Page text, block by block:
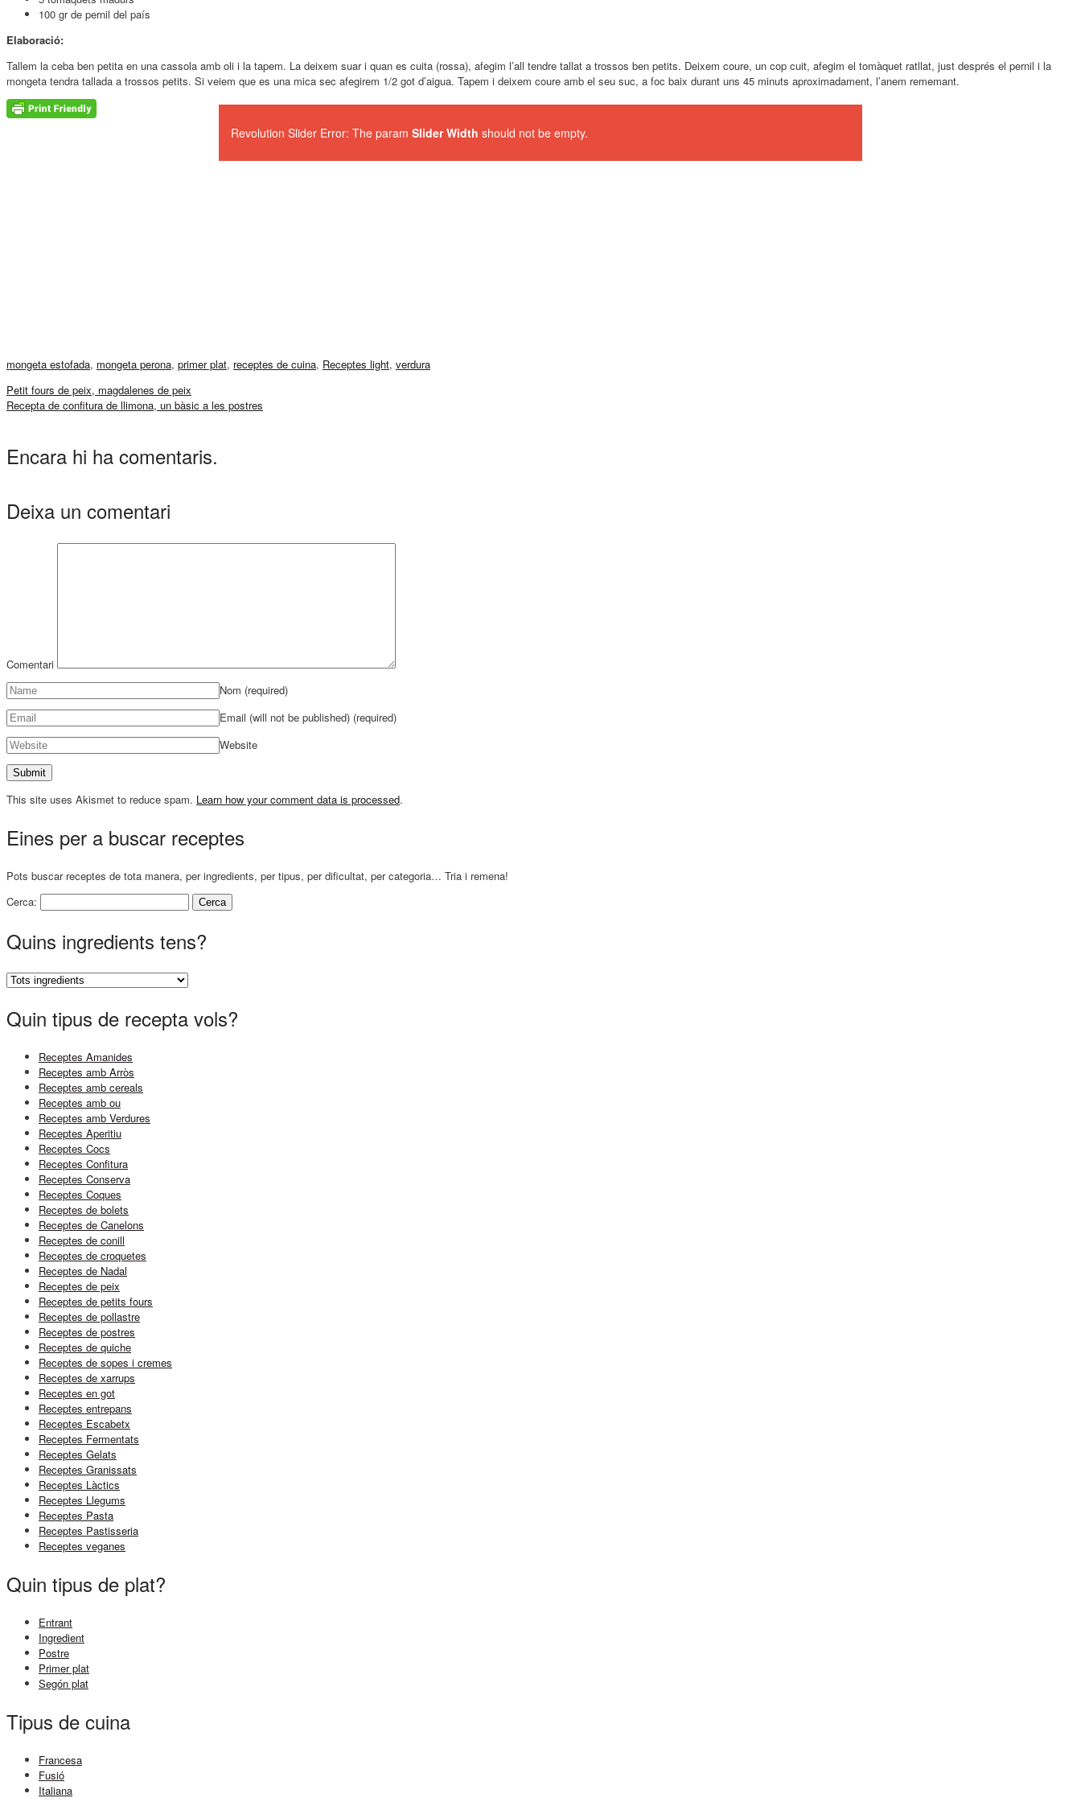
100 gr de pernil del país
Elaboració:
Tallem la ceba ben petita en una cassola amb oli i la tapem. La deixem suar i quan es cuita (rossa), afegim l’all tendre tallat a trossos ben petits. Deixem coure, un cop cuit, afegim el tomàquet ratllat, just després el pernil i la
mongeta tendra tallada a trossos petits. Si veiem que es una mica sec afegirem 1/2 got d’aigua. Tapem i deixem coure amb el seu suc, a foc baix durant uns 45 minuts aproximadament, l’anem rememant.
Revolution Slider Error: The param Slider Width should not be empty.
mongeta estofada, mongeta perona, primer plat, receptes de cuina, Receptes light, verdura
Petit fours de peix, magdalenes de peix
Recepta de confitura de llimona, un bàsic a les postres
Encara hi ha comentaris.
Deixa un comentari
Comentari
Nom (required)
Email (will not be published) (required)
Website
This site uses Akismet to reduce spam. Learn how your comment data is processed.
Eines per a buscar receptes
Pots buscar receptes de tota manera, per ingredients, per tipus, per dificultat, per categoria… Tria i remena!
Cerca:
Quins ingredients tens?
Quin tipus de recepta vols?
Receptes Amanides
Receptes amb Arròs
Receptes amb cereals
Receptes amb ou
Receptes amb Verdures
Receptes Aperitiu
Receptes Cocs
Receptes Confitura
Receptes Conserva
Receptes Coques
Receptes de bolets
Receptes de Canelons
Receptes de conill
Receptes de croquetes
Receptes de Nadal
Receptes de peix
Receptes de petits fours
Receptes de pollastre
Receptes de postres
Receptes de quiche
Receptes de sopes i cremes
Receptes de xarrups
Receptes en got
Receptes entrepans
Receptes Escabetx
Receptes Fermentats
Receptes Gelats
Receptes Granissats
Receptes Làctics
Receptes Llegums
Receptes Pasta
Receptes Pastisseria
Receptes veganes
Quin tipus de plat?
Entrant
Ingredient
Postre
Primer plat
Segón plat
Tipus de cuina
Francesa
Fusió
Italiana